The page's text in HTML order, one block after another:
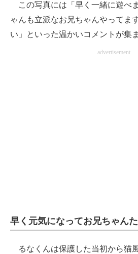
この写真には「早く一緒に遊べ
ゃんも立派なお兄ちゃんやってま
い」といった温かいコメントが集
advertisement
早く元気になってお兄ちゃん
るなくんは保護した当初から猫